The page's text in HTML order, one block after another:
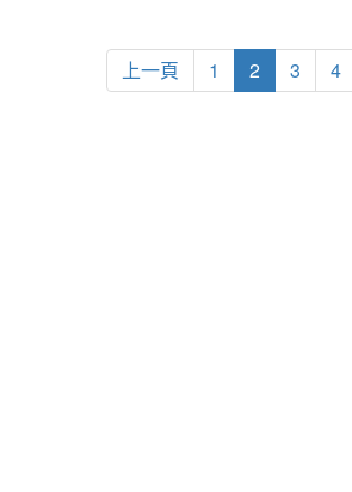
上一頁 1 2 3 4